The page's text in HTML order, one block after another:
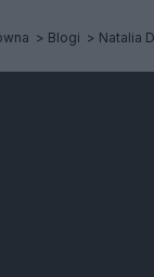
Blogi Natalia